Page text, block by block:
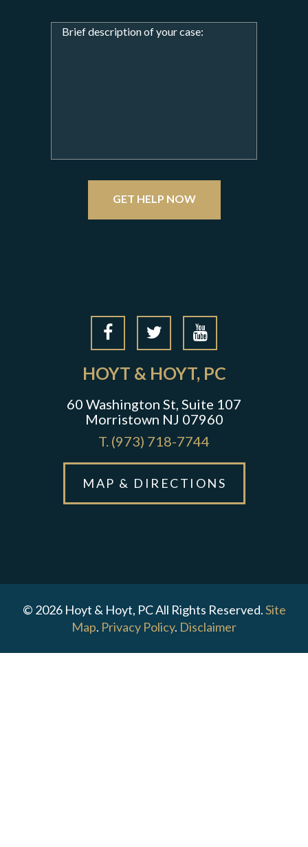
GET HELP NOW
HOYT & HOYT, PC
60 Washington St, Suite 107
Morristown NJ 07960
T. (973) 718-7744
MAP & DIRECTIONS
© 2026 Hoyt & Hoyt, PC All Rights Reserved.Site
Map. Privacy Policy. Disclaimer